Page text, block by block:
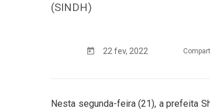
(SINDH)
22 fev, 2022
Nesta segunda-feira (21), a prefeita